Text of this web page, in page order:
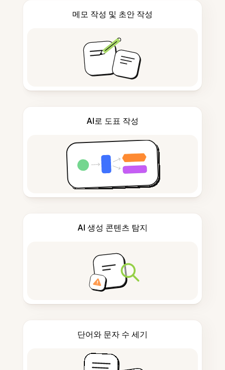
메모 작성 및 초안 작성
AI로 도표 작성
AI 생성 콘텐츠 탐지
단어와 문자 수 세기